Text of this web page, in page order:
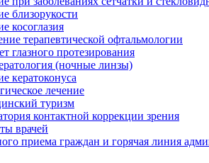
близорукости
косоглазия
терапевтической офтальмологии
глазного протезирования
(ночные линзы)
кератоконуса
лечение
туризм
контактной коррекции зрения
врачей
приема граждан и горячая линия